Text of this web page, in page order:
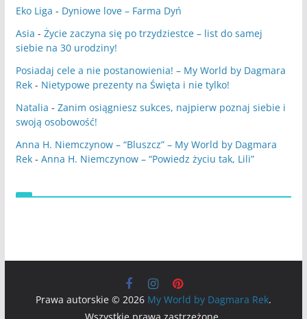
Eko Liga - Dyniowe love – Farma Dyń
Asia - Życie zaczyna się po trzydziestce – list do samej
siebie na 30 urodziny!
Posiadaj cele a nie postanowienia! – My World by Dagmara
Rek- Nietypowe prezenty na Święta i nie tylko!
Natalia - Zanim osiągniesz sukces, najpierw poznaj siebie i
swoją osobowość!
Anna H. Niemczynow – “Bluszcz” – My World by Dagmara
Rek- Anna H. Niemczynow – “Powiedz życiu tak, Lili”
Prawa autorskie © 2026 My World by Dagmara Rek.